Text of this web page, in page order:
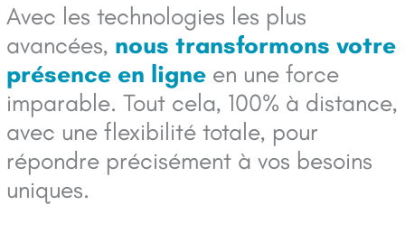
Avec les technologies les plus
avancées, nous transformons votre
présence en ligneen une force
imparable. Tout cela, 100% à distance,
avec une flexibilité totale, pour
répondre précisément à vos besoins
uniques.